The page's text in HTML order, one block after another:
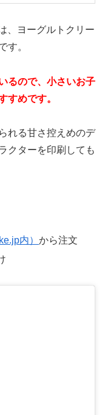
、ヨーグルトクリー
す。
るので、小さいお子
すめです。
れる甘さ控えめのデ
クターを印刷しても
内）から注文